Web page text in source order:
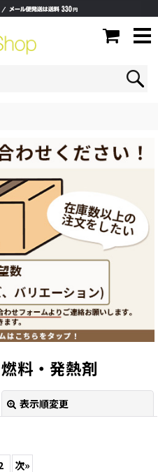
料・発熱剤
表示順変更
次»